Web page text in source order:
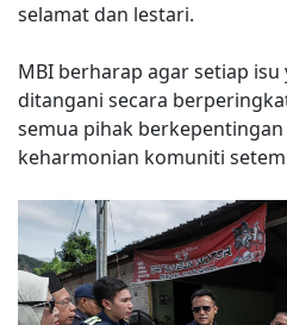
selamat dan lestari.
MBI berharap agar setiap
ditangani secara
semua pihak
keharmonian komuniti